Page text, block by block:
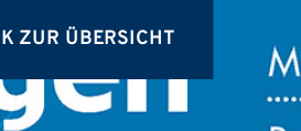
ZUR ÜBERSICHT